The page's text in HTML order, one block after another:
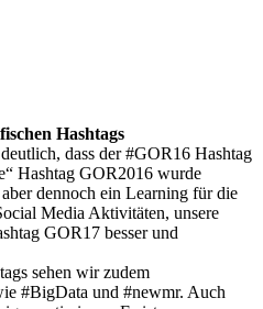
Hashtags
dass der #GOR16 Hashtag
Hashtag GOR2016 wurde
dennoch ein Learning für die
Media Aktivitäten, unsere
GOR17 besser und
sehen wir zudem
#BigData und #newmr. Auch